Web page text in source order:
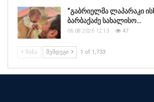
“გაბრიელმა ლაპარაკი
ბარბაქაძე სახალისო…
06.08.2026 12:13 47
ᲬᲘᲜᲐ ᲨᲔᲛᲓᲔᲒᲘ 1 of 1,733